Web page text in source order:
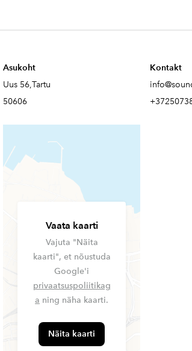
Asukoht
Uus 56,Tartu
50606
Vaata kaarti
Vajuta "Näita
kaarti", et nõustuda
Google'i
privaatsuspoliitikag
a ning näha kaarti.
Näita kaarti
Kontakt